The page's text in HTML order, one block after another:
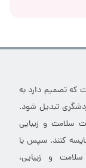
که تصمیم دارد به
تبدیل شود.
سلامت و زیبایی
کنند. سپس با
و زیبایی،